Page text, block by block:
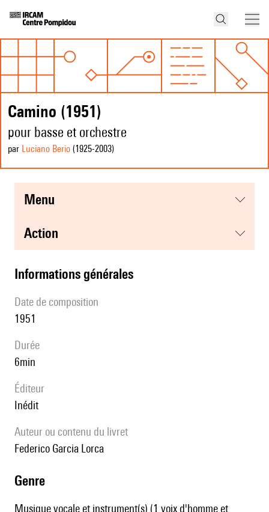
Camino (1951)
pour basse et orchestre
par Luciano Berio (1925-2003)
menu
action
informations générales
date de composition
1951
durée
6min
éditeur
Inédit
Auteur ou contenu du livret
Federico Garcia Lorca
genre
Musique vocale et instrument(s) (1 voix d'homme et